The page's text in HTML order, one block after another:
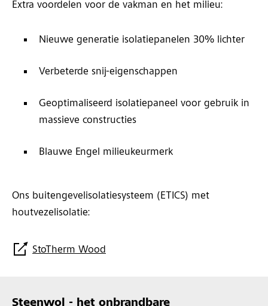
Extra voordelen voor de vakman en het milieu:
Nieuwe generatie isolatiepanelen 30% lichter
Verbeterde snij-eigenschappen
Geoptimaliseerd isolatiepaneel voor gebruik in
massieve constructies
Blauwe Engel milieukeurmerk
Ons buitengevelisolatiesysteem (ETICS) met
houtvezelisolatie:
StoTherm Wood
Steenwol - het onbrandbare